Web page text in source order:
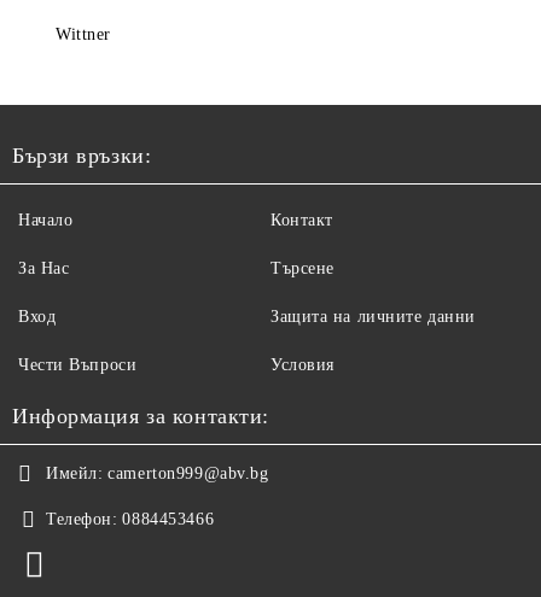
Wittner
Бързи връзки:
Начало
За Нас
Вход
Чести Въпроси
Контакт
Търсене
Защита на личните данни
Условия
Информация за контакти:
Имейл: camerton999@abv.bg
Телефон: 0884453466